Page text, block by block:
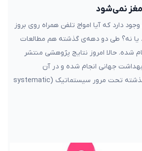
نمی‌شود
دارد که آیا امواج تلفن همراه روی بروز
یا نه؟ طی دو دهه‌ی گذشته هم مطالعات
شده. حالا امروز نتایج پژوهشی منتشر
جهانی انجام شده و در آن
پژوهش‌های چند سال گذشته تحت مرور سیستماتیک (systematic